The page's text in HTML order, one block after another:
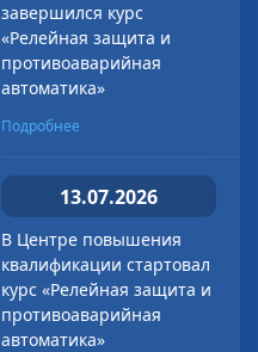
завершился курс
«Релейная защита и
противоаварийная
автоматика»
Подробнее
13.07.2026
В Центре повышения
квалификации стартовал
курс «Релейная защита и
противоаварийная
автоматика»